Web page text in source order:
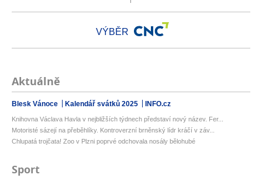
VÝBĚR
Aktuálně
Blesk Vánoce Kalendář svátků 2025 INFO.cz
Knihovna Václava Havla v nejbližších týdnech představí nový název. Fer...
Motoristé sázejí na přeběhlíky. Kontroverzní brněnský lídr kráčí v záv...
Chlupatá trojčata! Zoo v Plzni poprvé odchovala nosály bělohubé
Sport